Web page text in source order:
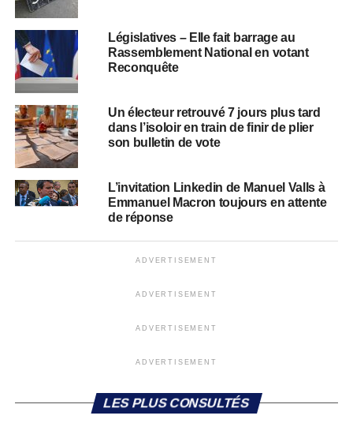
Législatives – Elle fait barrage au
Rassemblement National en votant
Reconquête
Un électeur retrouvé 7 jours plus tard
dans l’isoloir en train de finir de plier
son bulletin de vote
L’invitation Linkedin de Manuel Valls à
Emmanuel Macron toujours en attente
de réponse
ADVERTISEMENT
ADVERTISEMENT
ADVERTISEMENT
ADVERTISEMENT
LES PLUS CONSULTÉS